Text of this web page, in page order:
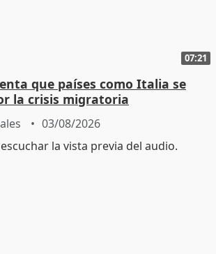
07:21
que países como Italia se
la crisis migratoria
03/08/2026